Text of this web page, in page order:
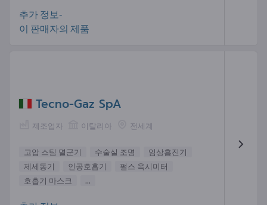
추가 정보-
이 판매자의 제품
Tecno-Gaz SpA
제조업자 이탈리아 전세계
고압 스팀 멸군기 수술실 조명
임상흡진기
제세동기
인공호흡기
펄스 옥시미터
호흡기 마스크
...